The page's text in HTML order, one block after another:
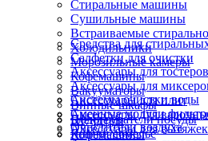
Стиральные машины
Сушильные машины
Встраиваемые
Холодильники
Морозильные камеры
Кофемашины
Вакууматоры
Винные шкафы
Подогреватели посуды
Ящики сомелье
Блендеры
Кофемашины
Очистители воздуха
Системы очистки воды
Сменные модули
Аксессуары для тостеров
Аксессуары для
Аксессуары для плит
Аксессуары для
Аксессуары для вытяжек
Средства для
Салфетки для очистки